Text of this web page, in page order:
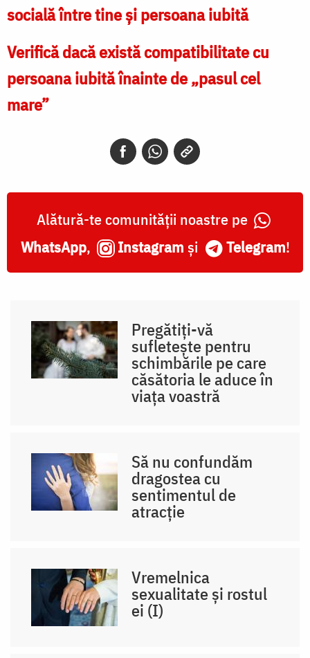
socială între tine și persoana iubită​
Verifică dacă există compatibilitate cu
persoana iubită înainte de „pasul cel
mare”
Alătură-te comunității noastre pe
WhatsApp, Instagram și Telegram!
Pregătiți-vă
sufletește pentru
schimbările pe care
căsătoria le aduce în
viața voastră
Să nu confundăm
dragostea cu
sentimentul de
atracție
Vremelnica
sexualitate și rostul
ei (I)